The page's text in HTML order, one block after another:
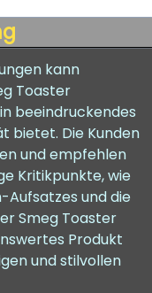
kann
Toaster
beeindruckendes
bietet. Die Kunden
und empfehlen
Kritikpunkte, wie
und die
Smeg Toaster
Produkt
und stilvollen